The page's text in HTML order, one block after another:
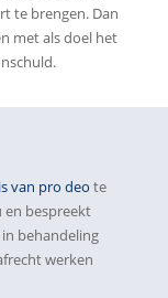
te brengen. Dan
met als doel het
van pro deo te
en bespreekt
behandeling
werken